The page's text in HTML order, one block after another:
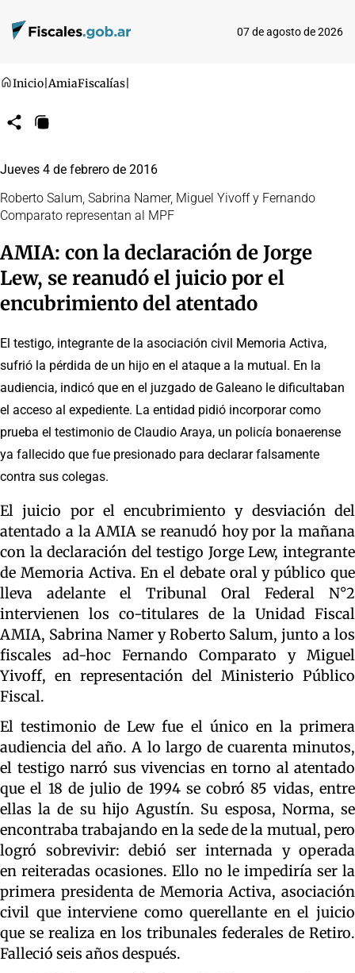
07 de agosto de 2026
Inicio AmiaFiscalías
CompartirCopiar
Jueves 4 de febrero de 2016
Roberto Salum, Sabrina Namer, Miguel Yivoff y Fernando
Comparato representan al MPF
AMIA: con la declaración de Jorge
Lew, se reanudó el juicio por el
encubrimiento del atentado
El testigo, integrante de la asociación civil Memoria Activa,
sufrió la pérdida de un hijo en el ataque a la mutual. En la
audiencia, indicó que en el juzgado de Galeano le dificultaban
el acceso al expediente. La entidad pidió incorporar como
prueba el testimonio de Claudio Araya, un policía bonaerense
ya fallecido que fue presionado para declarar falsamente
contra sus colegas.
El juicio por el encubrimiento y desviación del
atentado a la AMIA se reanudó hoy por la mañana
con la declaración del testigo Jorge Lew, integrante
de Memoria Activa. En el debate oral y público que
lleva adelante el Tribunal Oral Federal N°2
intervienen los co-titulares de la Unidad Fiscal
AMIA, Sabrina Namer y Roberto Salum, junto a los
fiscales ad-hoc Fernando Comparato y Miguel
Yivoff, en representación del Ministerio Público
Fiscal.
El testimonio de Lew fue el único en la primera
audiencia del año. A lo largo de cuarenta minutos,
el testigo narró sus vivencias en torno al atentado
que el 18 de julio de 1994 se cobró 85 vidas, entre
ellas la de su hijo Agustín. Su esposa, Norma, se
encontraba trabajando en la sede de la mutual, pero
logró sobrevivir: debió ser internada y operada
en reiteradas ocasiones. Ello no le impediría ser la
primera presidenta de Memoria Activa, asociación
civil que interviene como querellante en el juicio
que se realiza en los tribunales federales de Retiro.
Falleció seis años después.